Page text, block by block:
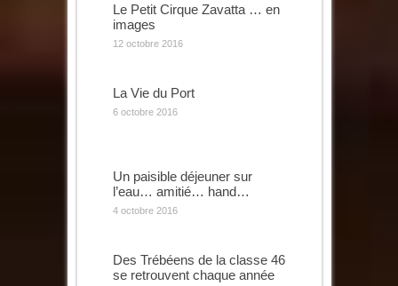
Le Petit Cirque Zavatta … en
images
12 octobre 2016
La Vie du Port
6 octobre 2016
Un paisible déjeuner sur
l’eau… amitié… hand…
4 octobre 2016
Des Trébéens de la classe 46
se retrouvent chaque année